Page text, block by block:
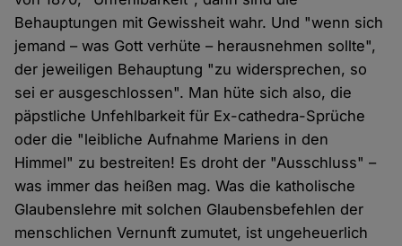
Behauptungen mit Gewissheit wahr. Und "wenn sich
jemand – was Gott verhüte – herausnehmen sollte",
der jeweiligen Behauptung "zu widersprechen, so
sei er ausgeschlossen". Man hüte sich also, die
päpstliche Unfehlbarkeit für Ex-cathedra-Sprüche
oder die "leibliche Aufnahme Mariens in den
Himmel" zu bestreiten! Es droht der "Ausschluss" –
was immer das heißen mag. Was die katholische
Glaubenslehre mit solchen Glaubensbefehlen der
menschlichen Vernunft zumutet, ist ungeheuerlich